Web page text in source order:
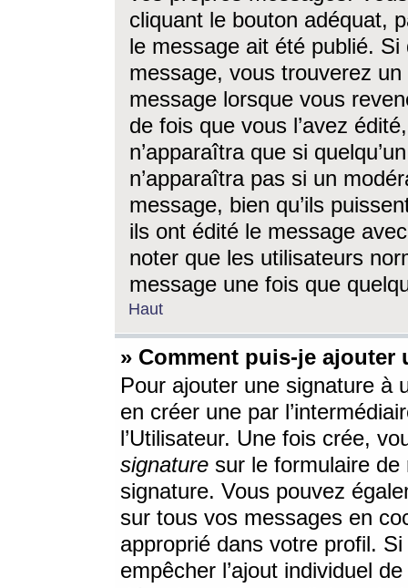
cliquant le bouton adéquat,
le message ait été publié. Si
message, vous trouverez
message lorsque vous
de fois que vous l’avez
n’apparaîtra que si
n’apparaîtra pas si un
message, bien qu’ils
ils ont édité le message
noter que les utilisateurs
message une fois que
Haut
» Comment puis-je ajouter
Pour ajouter une signature à
en créer une par
l’Utilisateur. Une fois crée,
signature sur le formulaire de
signature. Vous pouvez
sur tous vos messages en
approprié dans votre profil.
empêcher l’ajout individuel